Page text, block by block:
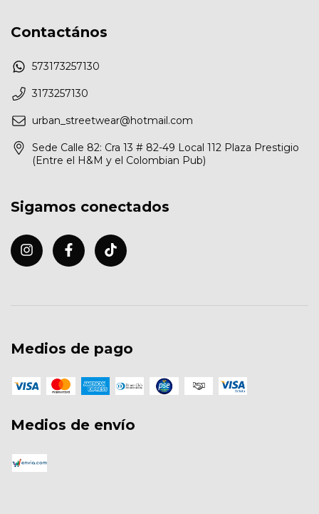
Contactános
573173257130
3173257130
urban_streetwear@hotmail.com
Sede Calle 82: Cra 13 # 82-49 Local 112 Plaza Prestigio
(Entre el H&M y el Colombian Pub)
Sigamos conectados
Medios de pago
Medios de envío